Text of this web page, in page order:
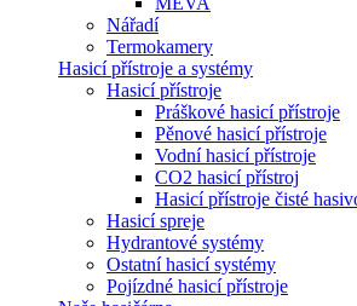
Nářadí
Termokamery
Hasicí přístroje a systémy
Hasicí přístroje
Práškové hasicí přístroje
Pěnové hasicí přístroje
Vodní hasicí přístroje
CO2 hasicí přístroj
Hasicí přístroje čisté
Hasicí spreje
Hydrantové systémy
Ostatní hasicí systémy
Pojízdné hasicí přístroje